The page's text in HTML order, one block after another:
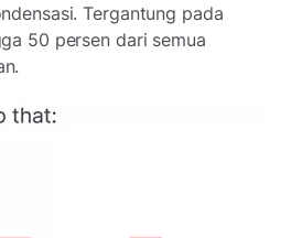
Tergantung pada
50 persen dari semua